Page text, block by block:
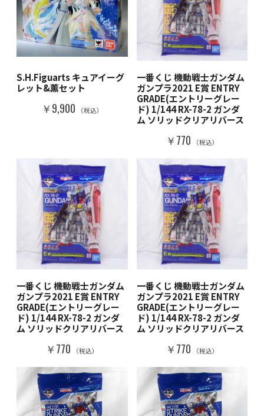
S.H.Figuarts キュアイーグ
レット&薫セット
￥9,900 （税込）
一番くじ 機動戦士ガンダム
ガンプラ2021 E賞 ENTRY
GRADE(エントリーグレー
ド) 1/144 RX-78-2 ガンダ
ム ソリッドクリアリバース
￥770 （税込）
一番くじ 機動戦士ガンダム
ガンプラ2021 E賞 ENTRY
GRADE(エントリーグレー
ド) 1/144 RX-78-2 ガンダ
ム ソリッドクリアリバース
￥770 （税込）
一番くじ 機動戦士ガンダム
ガンプラ2021 E賞 ENTRY
GRADE(エントリーグレー
ド) 1/144 RX-78-2 ガンダ
ム ソリッドクリアリバース
￥770 （税込）